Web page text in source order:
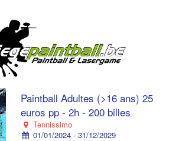
Paintball Adultes (>16 ans) 25
euros pp - 2h - 200 billes
Tennissimo
01/01/2024 - 31/12/2029